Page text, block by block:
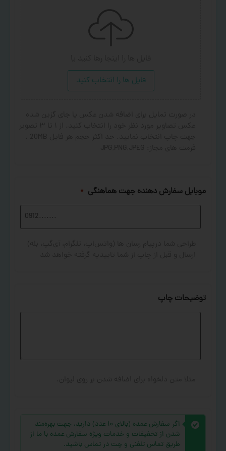
فایل ها را انتخاب کنید
موبایل سفارش دهنده جهت هماهنگی *
توضیحات چاپ
اگر سفارش عمده (بالای ۱۰ عدد) دارید، جهت بهره‌مند
شدن از تخفیفات و خدمات ویژه سفارش عمده با ما از
طریق تماس تلفنی و چت در تماس باشید.